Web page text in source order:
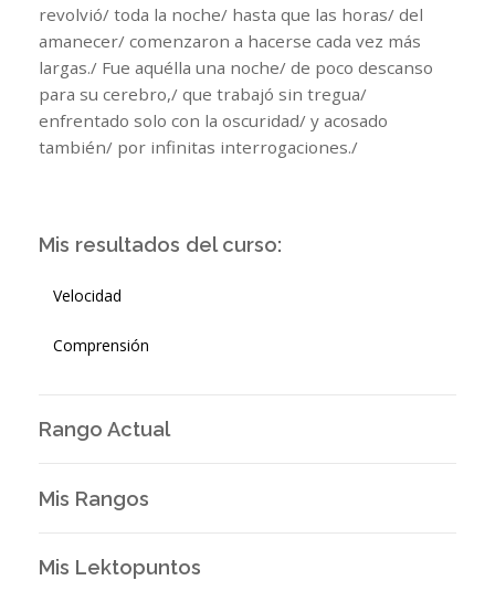
revolvió/ toda la noche/ hasta que las horas/ del
amanecer/ comenzaron a hacerse cada vez más
largas./ Fue aquélla una noche/ de poco descanso
para su cerebro,/ que trabajó sin tregua/
enfrentado solo con la oscuridad/ y acosado
también/ por infinitas interrogaciones./
Mis resultados del curso:
Velocidad
Comprensión
Rango Actual
Mis Rangos
Mis Lektopuntos